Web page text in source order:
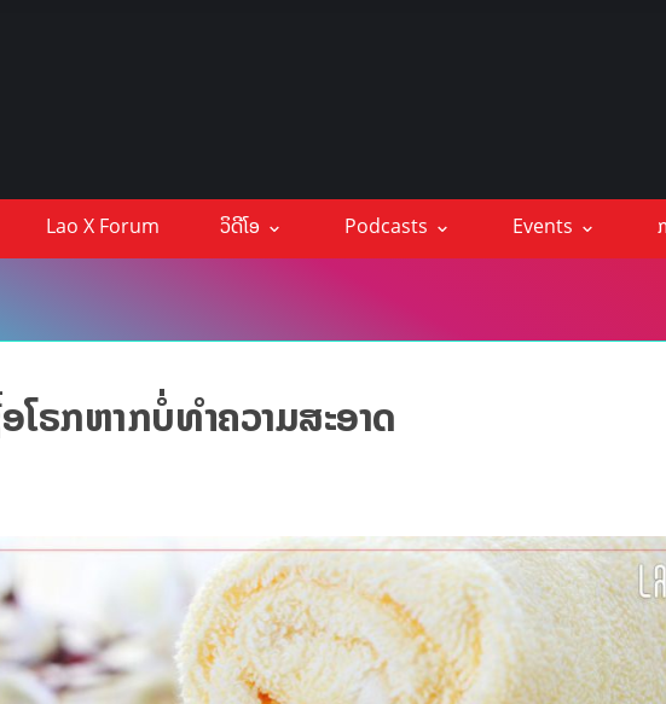
Lao X Forum ວິດີໂອ Podcasts Events
ໂຣກຫາກບໍ່ທຳຄວາມສະອາດ